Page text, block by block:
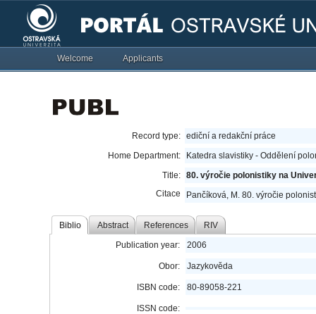
Welcome Applicants
Record type: ediční a redakční práce
Home Department:
Katedra slavistiky - Oddělení
Title: 80. výročie polonistiky na
Citace
Pančíková, M. 80. výročie
Biblio Abstract References RIV
Publication year: 2006
Obor: Jazykověda
ISBN code: 80-89058-221
ISSN code: